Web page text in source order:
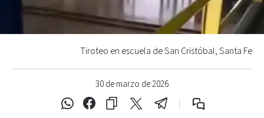
30 de marzo de 2026
Tiroteo en escuela de San Cristóbal, Santa Fe